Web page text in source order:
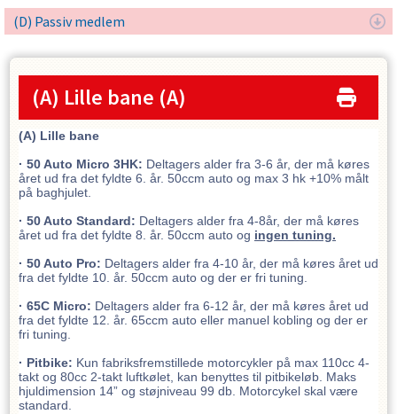
(D) Passiv medlem
(A) Lille bane (A)
(A) Lille bane
· 50 Auto Micro 3HK: Deltagers alder fra 3-6 år, der må køres
året ud fra det fyldte 6. år. 50ccm auto og max 3 hk +10% målt
på baghjulet.
· 50 Auto Standard: Deltagers alder fra 4-8år, der må køres
året ud fra det fyldte 8. år. 50ccm auto og ingen tuning.
· 50 Auto Pro: Deltagers alder fra 4-10 år, der må køres året ud
fra det fyldte 10. år. 50ccm auto og der er fri tuning.
· 65C Micro: Deltagers alder fra 6-12 år, der må køres året ud
fra det fyldte 12. år. 65ccm auto eller manuel kobling og der er
fri tuning.
· Pitbike: Kun fabriksfremstillede motorcykler på max 110cc 4-
takt og 80cc 2-takt luftkølet, kan benyttes til pitbikeløb. Maks
hjuldimension 14” og støjniveau 99 db. Motorcykel skal være
standard.